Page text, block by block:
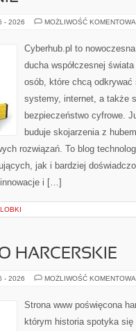
- 2026 MOŻLIWOŚĆ
Cyberhub.pl to
ducha współczesnej
osób, które chcą odkrywać
systemy, internet, a także
bezpieczeństwo cyfrowe.
buduje skojarzenia z
rozwiązań. To blog
jak i bardziej
i […]
HARCERSKIE
- 2026 MOŻLIWOŚĆ
Strona www poświęcona
którym historia spotyka